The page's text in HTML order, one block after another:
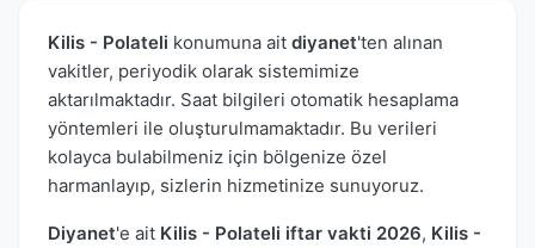
Kilis - Polateli konumuna ait diyanet'ten alınan
vakitler, periyodik olarak sistemimize
aktarılmaktadır. Saat bilgileri otomatik hesaplama
yöntemleri ile oluşturulmamaktadır. Bu verileri
kolayca bulabilmeniz için bölgenize özel
harmanlayıp, sizlerin hizmetinize sunuyoruz.
Diyanet'e ait Kilis - Polateli iftar vakti 2026, Kilis -